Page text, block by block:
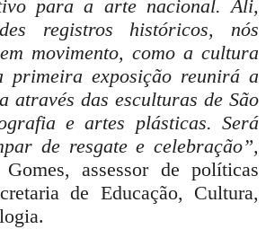
para a arte nacional. Ali,
registros históricos, nós
movimento, como a cultura
primeira exposição reunirá a
através das esculturas de São
e artes plásticas. Será
de resgate e celebração”,
assessor de políticas
de Educação, Cultura,